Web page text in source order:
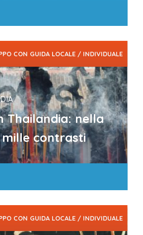
CON GUIDA LOCALE / INDIVIDUALE
Thailandia: nella
contrasti
CON GUIDA LOCALE / INDIVIDUALE